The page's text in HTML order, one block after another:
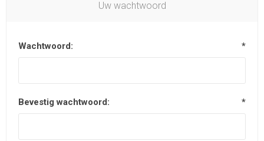
Uw wachtwoord
Wachtwoord: *
Bevestig wachtwoord: *